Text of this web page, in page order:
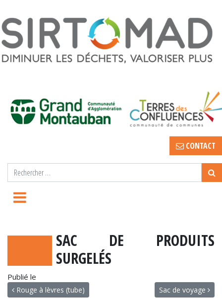
CONTACT
SAC DE PRODUITS
SURGELÉS
Publié le
NAVIGATION
Rouge à lèvres (tube) Sac de voyage